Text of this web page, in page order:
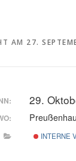
AM 27.
29.
INTERNE